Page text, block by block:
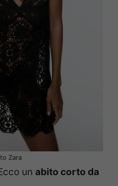
Zara
un abito corto da